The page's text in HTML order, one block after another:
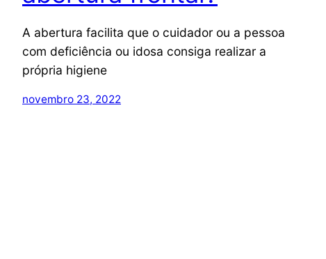
A abertura facilita que o cuidador ou a pessoa
com deficiência ou idosa consiga realizar a
própria higiene
novembro 23, 2022